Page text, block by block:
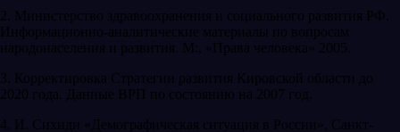
2. Министерство здравоохранения и социального развития РФ.
Информационно-аналитические материалы по вопросам
народонаселения и развития. М:, «Права человека» 2005.
3. Корректировка Стратегии развития Кировской области до
2020 года. Данные ВРП по состоянию на 2007 год.
4. И. Сихиди «Демографическая ситуация в России», Санкт-